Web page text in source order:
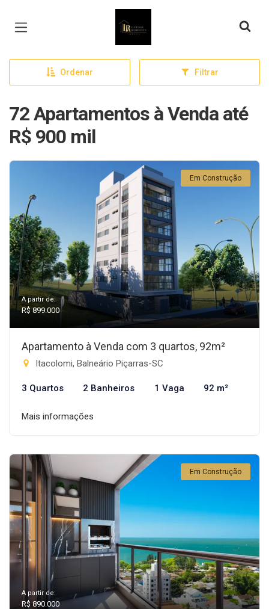
Página inicial
Ordenar Filtrar
72 Apartamentos à Venda até
R$ 900 mil
Em Construção
A partir de:
R$ 899.000
Apartamento à Venda com 3 quartos, 92m²
Itacolomi, Balneário Piçarras-SC
3 Quartos 2 Banheiros 1 Vaga 92 m²
Mais informações
Em Construção
A partir de:
R$ 890.000